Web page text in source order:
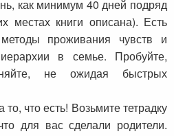
как минимум 40 дней подряд
местах книги описана). Есть
проживания чувств и
в семье. Пробуйте,
не ожидая быстрых
что есть! Возьмите тетрадку
для вас сделали родители.